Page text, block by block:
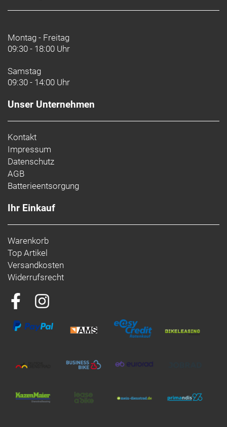
Montag - Freitag
09:30 - 18:00 Uhr
Samstag
09:30 - 14:00 Uhr
Unser Unternehmen
Kontakt
Impressum
Datenschutz
AGB
Batterieentsorgung
Ihr Einkauf
Warenkorb
Top Artikel
Versandkosten
Widerrufsrecht